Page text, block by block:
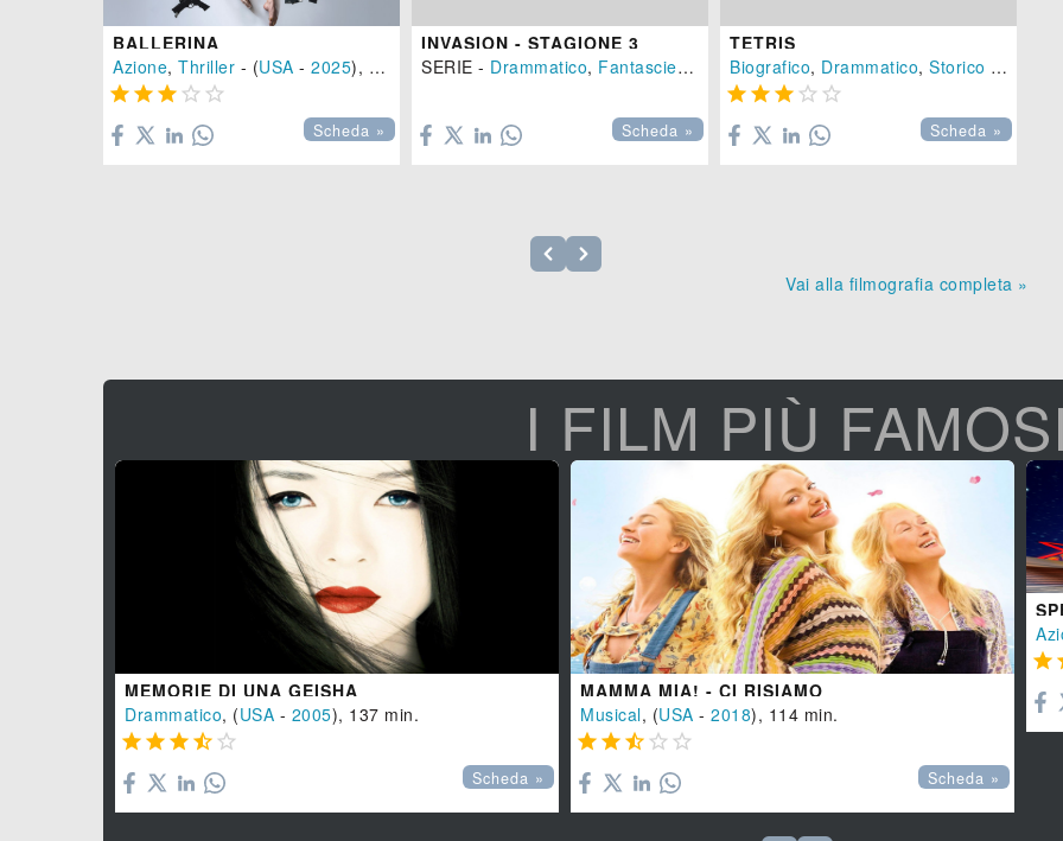
BALLERINA
Azione, Thriller - (USA - 2025), 125 min.
    
Scheda »
INVASION - STAGIONE 3
SERIE - Drammatico, Fantascienza Fantasy- (USA-2024)
Scheda »
TETRIS
Biografico, Drammatico, Storico
    
Scheda »
Vai alla filmografia completa »
I FILM PIÙ FAMOSI
MEMORIE DI UNA GEISHA
Drammatico, (USA - 2005), 137 min.
    
Scheda »
MAMMA MIA! - CI RISIAMO
Musical, (USA - 2018), 114 min.
    
Scheda »
